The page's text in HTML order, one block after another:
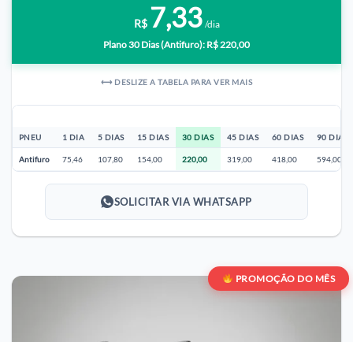
R$ 7,33 /dia
Plano 30 Dias (Antifuro): R$ 220,00
⟷ DESLIZE A TABELA PARA VER MAIS
PNEU 1 DIA 5 DIAS 15 DIAS 30 DIAS 45 DIAS 60 DIAS 90 DIAS
Antifuro 75,46 107,80 154,00 220,00 319,00 418,00 594,00
SOLICITAR VIA WHATSAPP
PROMOÇÃO DO MÊS